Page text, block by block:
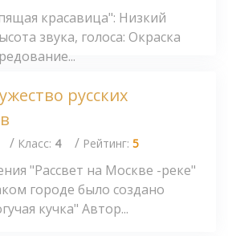
красавица": Низкий
звука, голоса: Окраска
русских
/ Класс: 4 / Рейтинг: 5
"Рассвет на Москве -реке"
городе было создано
кучка" Автор...